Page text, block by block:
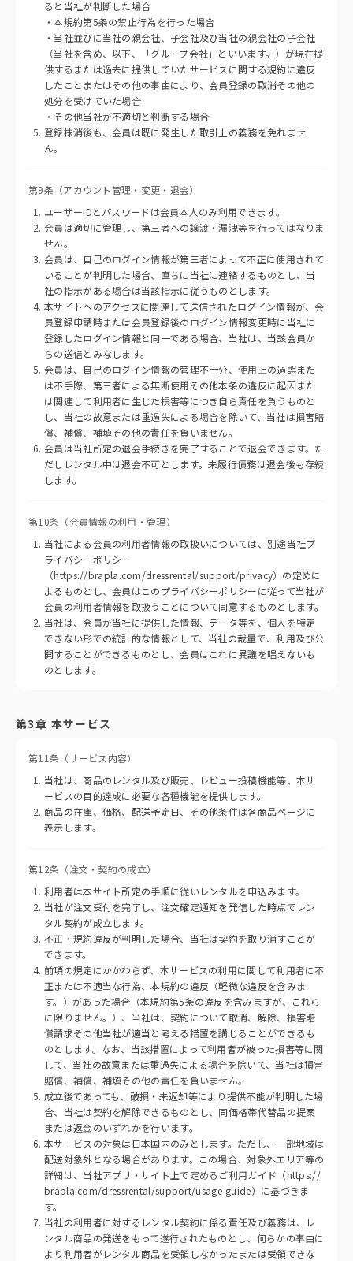
ると当社が判断した場合
・本規約第5条の禁止行為を行った場合
・当社並びに当社の親会社、子会社及び当社の親会社の子会社
（当社を含め、以下、「グループ会社」といいます。）が現在提
供するまたは過去に提供していたサービスに関する規約に違反
したことまたはその他の事由により、会員登録の取消その他の
処分を受けていた場合
・その他当社が不適切と判断する場合
登録抹消後も、会員は既に発生した取引上の義務を免れませ
ん。
第9条（アカウント管理・変更・退会）
ユーザーIDとパスワードは会員本人のみ利用できます。
会員は適切に管理し、第三者への譲渡・漏洩等を行ってはなりま
せん。
会員は、自己のログイン情報が第三者によって不正に使用されて
いることが判明した場合、直ちに当社に連絡するものとし、当
社の指示がある場合は当該指示に従うものとします。
本サイトへのアクセスに関連して送信されたログイン情報が、会
員登録申請時または会員登録後のログイン情報変更時に当社に
登録したログイン情報と同一である場合、当社は、当該会員か
らの送信とみなします。
会員は、自己のログイン情報の管理不十分、使用上の過誤また
は不手際、第三者による無断使用その他本条の違反に起因また
は関連して利用者に生じた損害等につき自ら責任を負うものと
し、当社の故意または重過失による場合を除いて、当社は損害賠
償、補償、補填その他の責任を負いません。
会員は当社所定の退会手続きを完了することで退会できます。た
だしレンタル中は退会不可とします。未履行債務は退会後も存続
します。
第10条（会員情報の利用・管理）
当社による会員の利用者情報の取扱いについては、別途当社プ
ライバシーポリシー
（https://brapla.com/dressrental/support/privacy）の定めに
よるものとし、会員はこのプライバシーポリシーに従って当社が
会員の利用者情報を取扱うことについて同意するものとします。
当社は、会員が当社に提供した情報、データ等を、個人を特定
できない形での統計的な情報として、当社の裁量で、利用及び公
開することができるものとし、会員はこれに異議を唱えないも
のとします。
第3章 本サービス
第11条（サービス内容）
当社は、商品のレンタル及び販売、レビュー投稿機能等、本サ
ービスの目的達成に必要な各種機能を提供します。
商品の在庫、価格、配送予定日、その他条件は各商品ページに
表示します。
第12条（注文・契約の成立）
利用者は本サイト所定の手順に従いレンタルを申込みます。
当社が注文受付を完了し、注文確定通知を発信した時点でレン
タル契約が成立します。
不正・規約違反が判明した場合、当社は契約を取り消すことが
できます。
前項の規定にかかわらず、本サービスの利用に関して利用者に不
正または不適当な行為、本規約の違反（軽微な違反を含みま
す。）があった場合（本規約第5条の違反を含みますが、これら
に限りません。）、当社は、契約について取消、解除、損害賠
償請求その他当社が適当と考える措置を講じることができるも
のとします。なお、当該措置によって利用者が被った損害等に関
して、当社の故意または重過失による場合を除いて、当社は損害
賠償、補償、補填その他の責任を負いません。
成立後であっても、破損・未返却等により提供不能が判明した場
合、当社は契約を解除できるものとし、同価格帯代替品の提案
または返金のいずれかを行います。
本サービスの対象は日本国内のみとします。ただし、一部地域は
配送対象外となる場合があります。この場合、対象外エリア等の
詳細は、当社アプリ・サイト上で定めるご利用ガイド（https://
brapla.com/dressrental/support/usage-guide）に基づきま
す。
当社の利用者に対するレンタル契約に係る責任及び義務は、レ
ンタル商品の発送をもって遂行されたものとし、何らかの事由に
より利用者がレンタル商品を受領しなかったまたは受領できな